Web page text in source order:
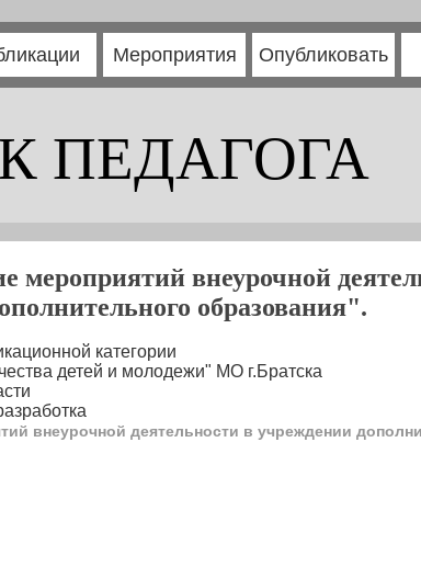
Мероприятия Опубликовать
ПЕДАГОГА
мероприятий внеурочной
образования".
категории
детей и молодежи" МО г.Братска
внеурочной деятельности в учреждении